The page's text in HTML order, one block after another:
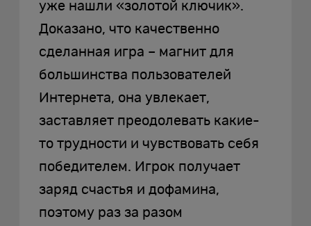
уже нашли «золотой ключик».
Доказано, что качественно
сделанная игра – магнит для
большинства пользователей
Интернета, она увлекает,
заставляет преодолевать какие-
то трудности и чувствовать себя
победителем. Игрок получает
заряд счастья и дофамина,
поэтому раз за разом